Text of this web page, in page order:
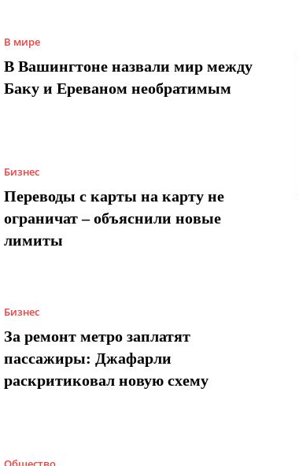
В мире
В Вашингтоне назвали мир между
Баку и Ереваном необратимым
Бизнес
Переводы с карты на карту не
ограничат – объяснили новые
лимиты
Бизнес
За ремонт метро заплатят
пассажиры: Джафарли
раскритиковал новую схему